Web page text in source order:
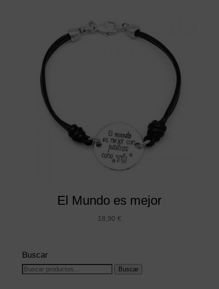
El Mundo es mejor
18,90 €
Buscar
Buscar
Buscar